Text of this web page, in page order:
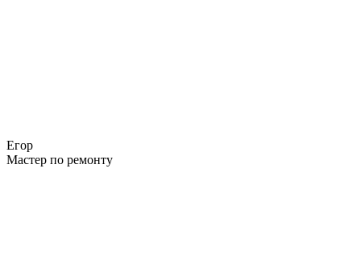
Егор
Мастер по ремонту